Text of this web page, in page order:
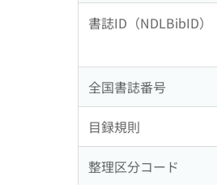
書誌ID（NDLBibID）
全国書誌番号
目録規則
整理区分コード